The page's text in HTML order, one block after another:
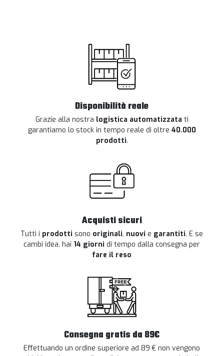
Disponibilità reale
Grazie alla nostra logistica automatizzata ti
garantiamo lo stock in tempo reale di oltre 40.000
prodotti.
Acquisti sicuri
Tutti i prodotti sono originali, nuovi e garantiti. E se
cambi idea, hai 14 giorni di tempo dalla consegna per
fare il reso
Consegna gratis da 89€
Effettuando un ordine superiore ad 89 € non vengono